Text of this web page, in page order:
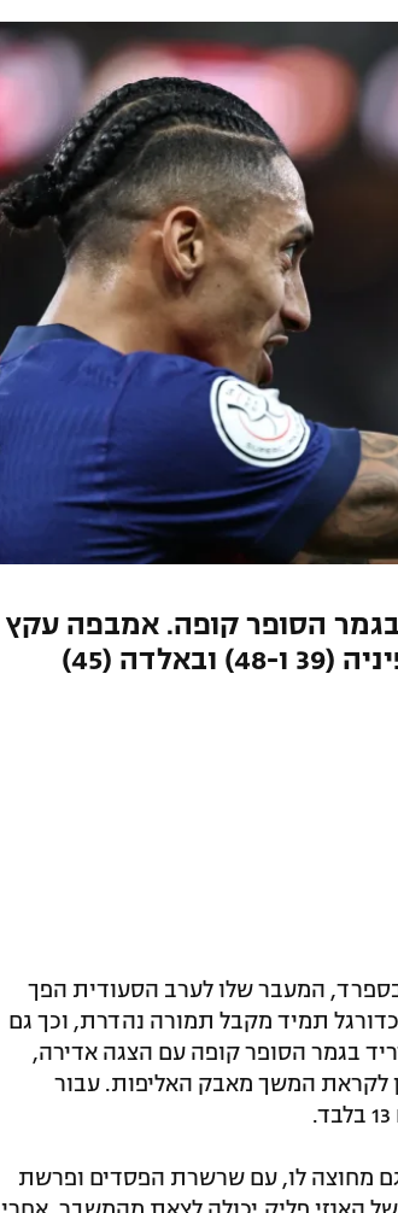
ליגה סינית
ליגה ברזילאית
הסופר קופה. אמבפה עקץ
(5), אבל ימאל (22), לבנדובסקי (36), ראפיניה (39 ו-48) ובאלדה (45)
המעבר שלו לערב הסעודית הפך
תמיד מקבל תמורה נהדרת, וכך גם
הערב (ראשון) 2:5 את ריאל מדריד בגמר הסופר קופה עם הצגה אדירה,
לקראת המשך מאבק האליפות. עבור
מחוצה לו, עם שרשרת הפסדים ופרשת